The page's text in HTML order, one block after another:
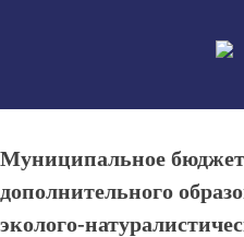
Муниципальное
дополнительного
эколого-